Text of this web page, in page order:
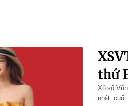
thứ
Xổ số
nhất, cuối